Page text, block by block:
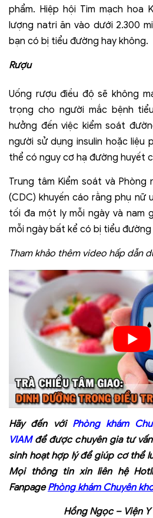
phẩm. Hiệp hội Tim mạch hoa
lượng natri ăn vào dưới 2.300
bạn có bị tiểu đường hay không.
Rượu
Uống rượu điều độ sẽ không
trọng cho người mắc bệnh
hưởng đến việc kiểm soát
người sử dụng insulin hoặc liệu
thể có nguy cơ hạ đường huyết
Trung tâm Kiểm soát và Phòng
(CDC) khuyến cáo rằng phụ nữ
tối đa một ly mỗi ngày và nam
mỗi ngày bất kể có bị tiểu đường
Tham khảo thêm video hấp dẫn
Hãy đến với Phòng khám
VIAMđể được chuyên gia tư
sinh hoạt hợp lý để giúp cơ thể
Mọi thông tin xin liên hệ
FanpagePhòng khám Chuyên
Hồng Ngọc – Viện Y